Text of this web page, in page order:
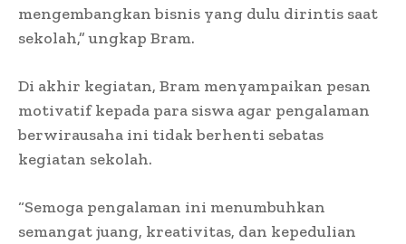
mengembangkan bisnis yang dulu dirintis saat
sekolah,” ungkap Bram.
Di akhir kegiatan, Bram menyampaikan pesan
motivatif kepada para siswa agar pengalaman
berwirausaha ini tidak berhenti sebatas
kegiatan sekolah.
“Semoga pengalaman ini menumbuhkan
semangat juang, kreativitas, dan kepedulian